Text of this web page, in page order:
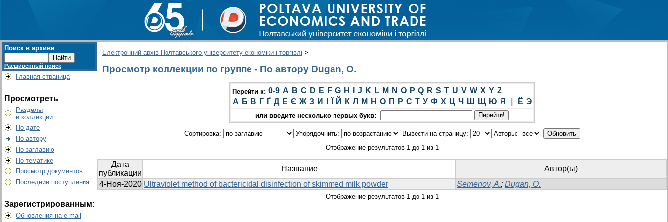
Поиск в архиве
Расширенный поиск
Главная страница
Просмотреть
Разделы
и коллекции
По дате
По автору
По заглавию
По тематике
Просмотр документов
Последние поступления
Зарегистрированным:
Обновления на e-mail
Електронний архів Полтавського університету економіки і торгівлі >
Просмотр коллекции по группе - По автору Dugan, O.
Перейти к: 0-9 A B C D E F G H J K L M N O P Q R S T U V W X Y Z
А Б В Г Ґ Д Е Є Ж З И Й К Л М Н О П Р С Т У Ф Х Ц Ч Ш Щ Ю Я Ё Э
или введите несколько первых букв:
Сортировка: Упорядочнить: Вывести на страницу:
Авторы:
Отображение результатов 1 до 1 из 1
Дата
публикации
Название
Автор(ы)
4-Ноя-2020 Ultraviolet method of bactericidal disinfection of skimmed milk powder Semenov, A.; Dugan, O.
Отображение результатов 1 до 1 из 1